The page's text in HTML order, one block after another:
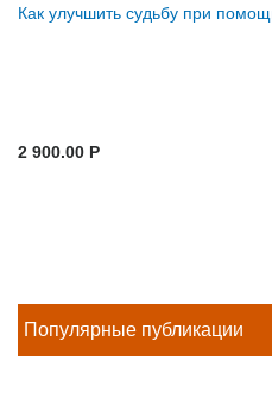
Как улучшить судьбу при
2 900.00 P
Популярные публикации